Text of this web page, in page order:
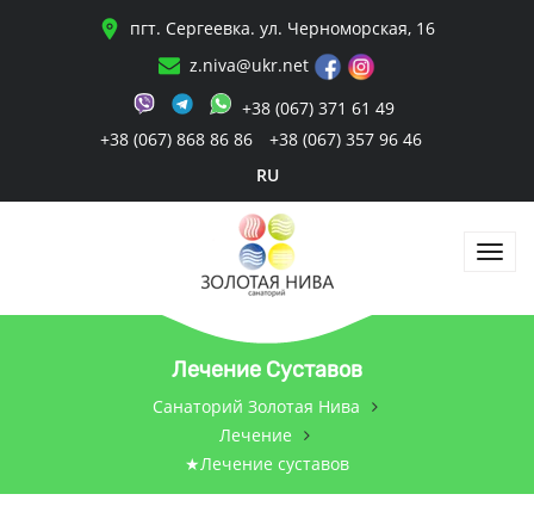
пгт. Сергеевка. ул. Черноморская, 16
z.niva@ukr.net
+38 (067) 371 61 49
+38 (067) 868 86 86
+38 (067) 357 96 46
RU
Лечение Суставов
Санаторий Золотая Нива
Лечение
★Лечение суставов